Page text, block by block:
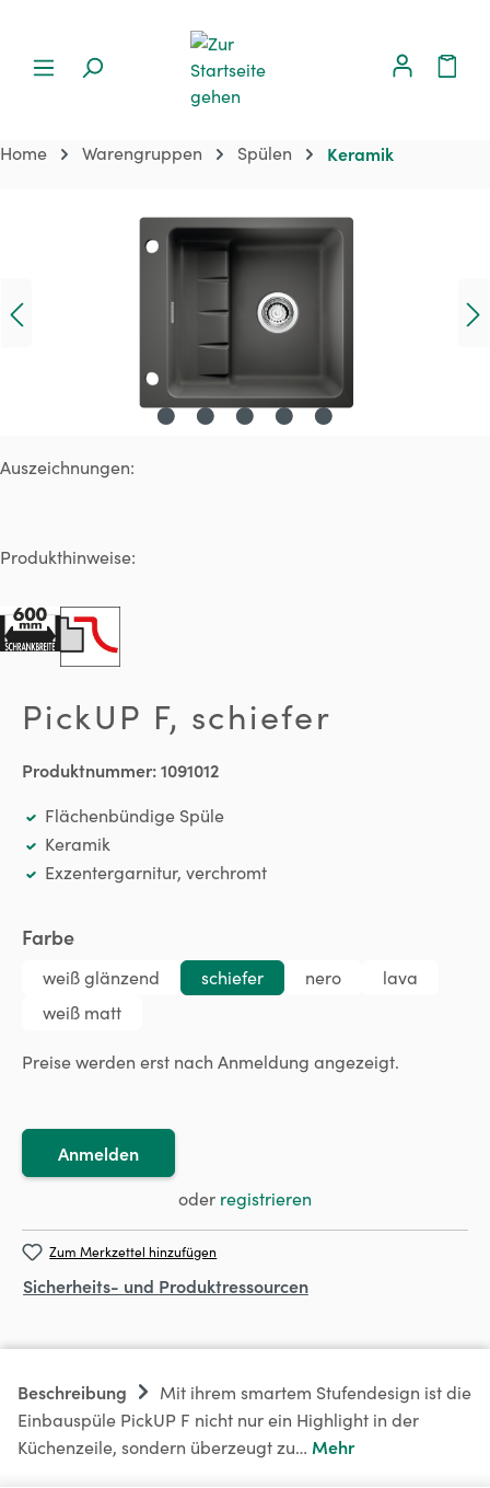
Home Warengruppen Spülen Keramik
Auszeichnungen:
Produkthinweise:
PickUP F, schiefer
Produktnummer:1091012
Flächenbündige Spüle
Keramik
Exzentergarnitur, verchromt
Farbeauswählen
weiß glänzend schiefer nero
lava
weiß matt
Preise werden erst nach Anmeldung angezeigt.
Anmelden
oder registrieren
Zum Merkzettel hinzufügen
Sicherheits- und Produktressourcen
Beschreibung
Mit ihrem smartem Stufendesign ist die
Einbauspüle PickUP F nicht nur ein Highlight in der
Küchenzeile, sondern überzeugt zu… Mehr